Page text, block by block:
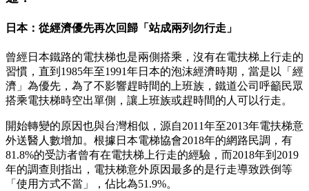
日本：從經濟優先再次回歸「站成兩列勿行走」
曾經日本鐵路的電扶梯也是兩側搭乘，沒有在電扶梯上行走的
習慣，直到1985年至1991年日本的泡沫經濟時期，當是以「經
濟」為優先，為了不影響趕時間的上班族，鐵道公司呼籲民眾
搭乘電扶梯時空出單側，讓上班族或趕時間的人可以行走。
開始轉變的原因也與台灣相似，源自2011年至2013年電扶梯意
外送醫人數增加。根據日本電梯協會2018年的網路民調，有
81.8%的受訪者曾有在電扶梯上行走的經驗，而2018年到2019
年的調查則指出，電扶梯意外原因最多的是行走導致跌倒等
「使用方式不當」，佔比為51.9%。